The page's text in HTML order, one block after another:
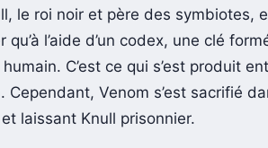
le roi noir et père des symbiotes,
qu’à l’aide d’un codex, une clé
C’est ce qui s’est produit
Cependant, Venom s’est sacrifié
laissant Knull prisonnier.